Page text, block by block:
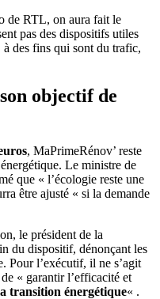
de RTL, on aura fait le
pas des dispositifs utiles
à des fins qui sont du trafic,
objectif de
, MaPrimeRénov’ reste
Le ministre de
que « l’écologie reste une
être ajusté « si la demande
le président de la
du dispositif, dénonçant les
Pour l’exécutif, il ne s’agit
« garantir l’efficacité et
transition énergétique« .